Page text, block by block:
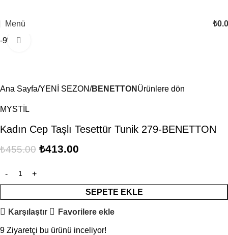
Menü ₺
-9%
Ana Sayfa YENİ SEZON BENETTON Ürünlere dön
MYSTİL
Kadın Cep Taşlı Tesettür Tunik 279-BENETTON
₺455.00 ₺413.00
SEPETE EKLE
Karşılaştır Favorilere ekle
9 Ziyaretçi bu ürünü inceliyor!